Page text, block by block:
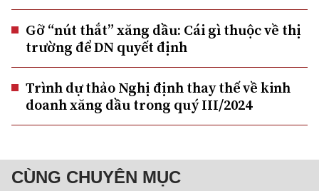
Gỡ “nút thắt” xăng dầu: Cái gì thuộc về thị
trường để DN quyết định
Trình dự thảo Nghị định thay thế về kinh
doanh xăng dầu trong quý III/2024
CÙNG CHUYÊN MỤC